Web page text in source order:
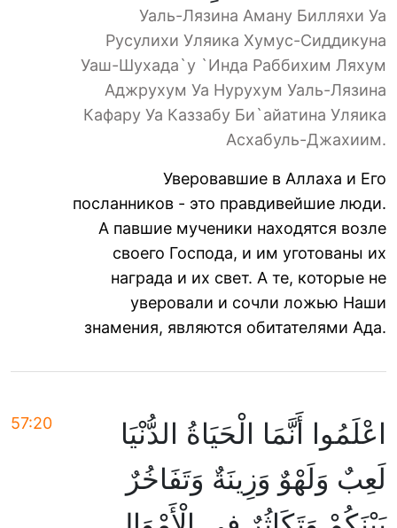
Уаль-Лязина Аману Билляхи Уа
Русулихи Уляика Хумус-Сиддикуна
Уаш-Шухада`у `Инда Раббихим Ляхум
Аджрухум Уа Нурухум Уаль-Лязина
Кафару Уа Каззабу Би`айатина Уляика
Асхабуль-Джахиим.
Уверовавшие в Аллаха и Его
посланников - это правдивейшие люди.
А павшие мученики находятся возле
своего Господа, и им уготованы их
награда и их свет. А те, которые не
уверовали и сочли ложью Наши
знамения, являются обитателями Ада.
57:20
اعْلَمُوا أَنَّمَا الْحَيَاةُ الدُّنْيَا
لَعِبٌ وَلَهْوٌ وَزِينَةٌ وَتَفَاخُرٌ